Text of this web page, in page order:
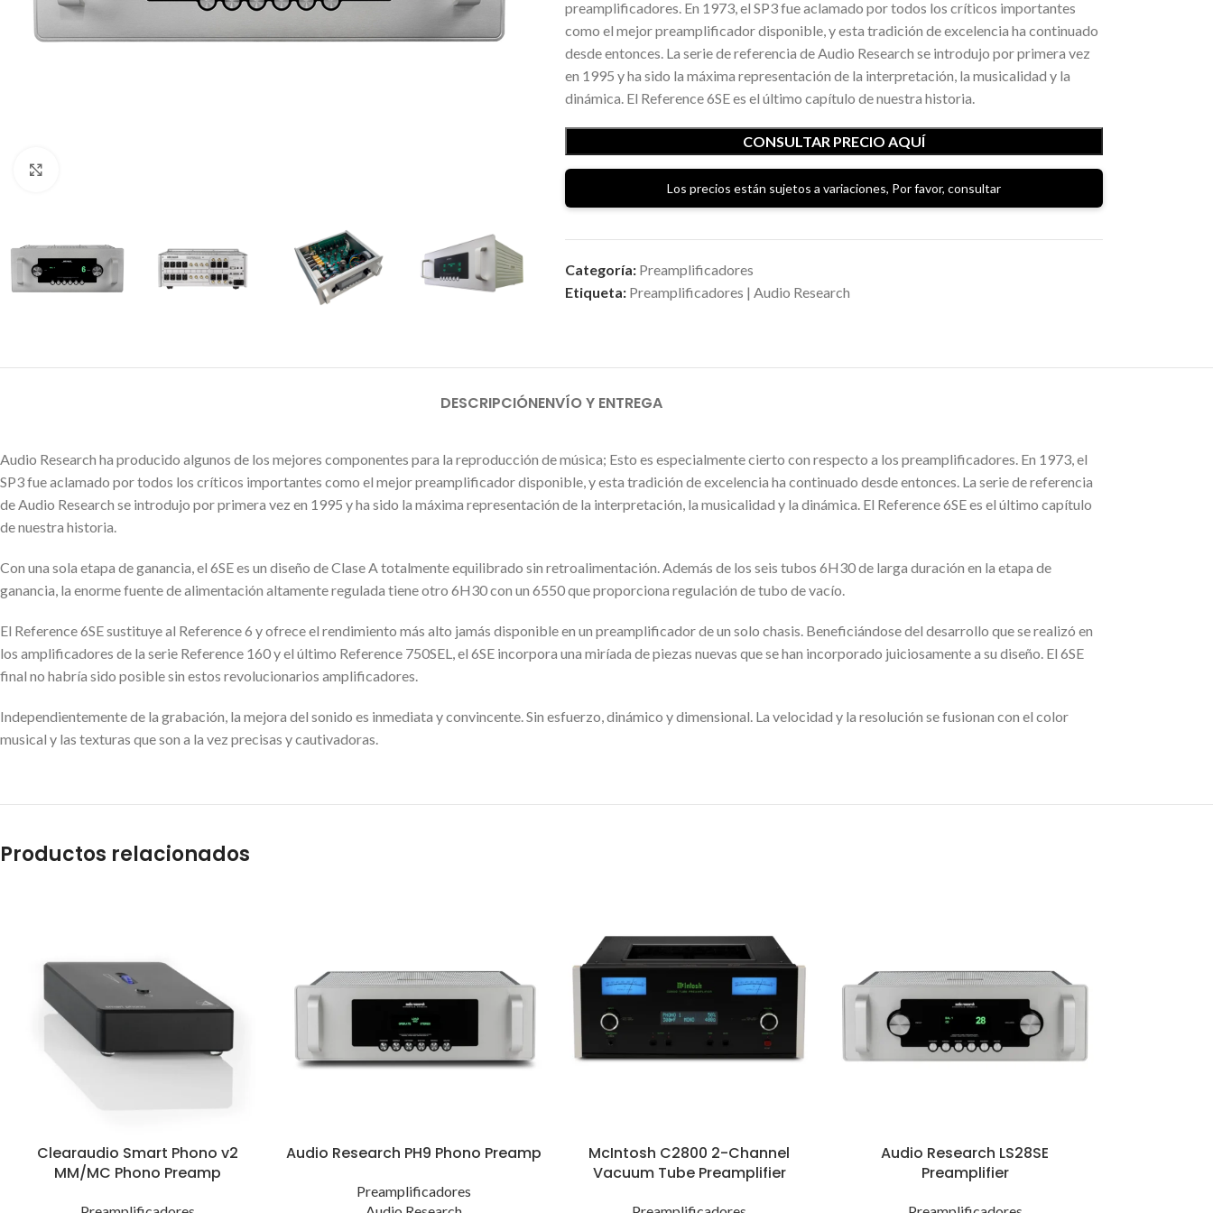
preamplificadores. En 1973, el SP3 fue aclamado por todos los críticos importantes
como el mejor preamplificador disponible, y esta tradición de excelencia ha continuado
desde entonces. La serie de referencia de Audio Research se introdujo por primera vez
en 1995 y ha sido la máxima representación de la interpretación, la musicalidad y la
dinámica. El Reference 6SE es el último capítulo de nuestra historia.
CONSULTAR PRECIO AQUÍ
Los precios están sujetos a variaciones, Por favor, consultar
Categoría: Preamplificadores
Etiqueta: Preamplificadores | Audio Research
DESCRIPCIÓNENVÍO Y ENTREGA
Audio Research ha producido algunos de los mejores componentes para la reproducción de música; Esto es especialmente cierto con respecto a los preamplificadores. En 1973, el
SP3 fue aclamado por todos los críticos importantes como el mejor preamplificador disponible, y esta tradición de excelencia ha continuado desde entonces. La serie de referencia
de Audio Research se introdujo por primera vez en 1995 y ha sido la máxima representación de la interpretación, la musicalidad y la dinámica. El Reference 6SE es el último capítulo
de nuestra historia.
Con una sola etapa de ganancia, el 6SE es un diseño de Clase A totalmente equilibrado sin retroalimentación. Además de los seis tubos 6H30 de larga duración en la etapa de
ganancia, la enorme fuente de alimentación altamente regulada tiene otro 6H30 con un 6550 que proporciona regulación de tubo de vacío.
El Reference 6SE sustituye al Reference 6 y ofrece el rendimiento más alto jamás disponible en un preamplificador de un solo chasis. Beneficiándose del desarrollo que se realizó en
los amplificadores de la serie Reference 160 y el último Reference 750SEL, el 6SE incorpora una miríada de piezas nuevas que se han incorporado juiciosamente a su diseño. El 6SE
final no habría sido posible sin estos revolucionarios amplificadores.
Independientemente de la grabación, la mejora del sonido es inmediata y convincente. Sin esfuerzo, dinámico y dimensional. La velocidad y la resolución se fusionan con el color
musical y las texturas que son a la vez precisas y cautivadoras.
Productos relacionados
Clearaudio Smart Phono v2
MM/MC Phono Preamp
Audio Research PH9 Phono Preamp
Preamplificadores
McIntosh C2800 2-Channel
Vacuum Tube Preamplifier
Audio Research LS28SE
Preamplifier